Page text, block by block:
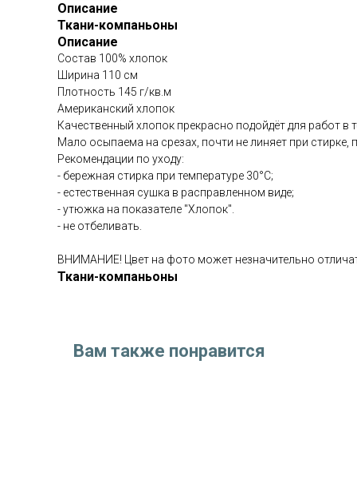
Описание
Ткани-компаньоны
Описание
Состав 100% хлопок
Ширина 110 см
Плотность 145 г/кв.м
Американский хлопок
Качественный хлопок прекрасно подойдёт для работ в
Мало осыпаема на срезах, почти не линяет при стирке,
Рекомендации по уходу:
- бережная стирка при температуре 30°С;
- естественная сушка в расправленном виде;
- утюжка на показателе "Хлопок".
- не отбеливать.
ВНИМАНИЕ! Цвет на фото может незначительно
Ткани-компаньоны
Вам также понравится